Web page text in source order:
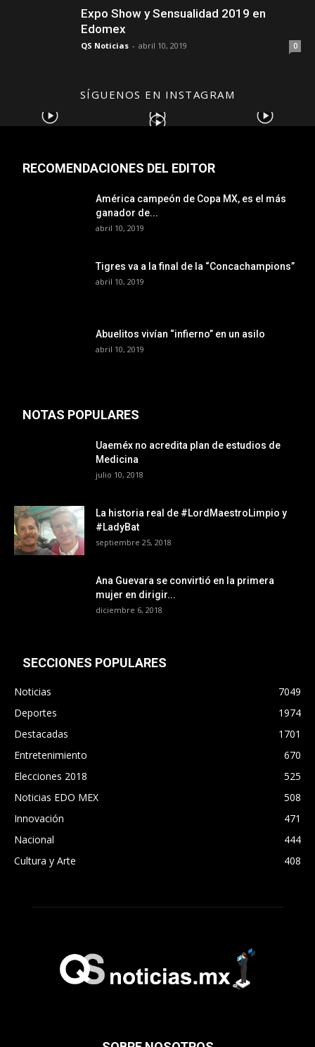
Expo Show y Sensualidad 2019 en
Edomex
QS Noticias - abril 10, 2019 0
SÍGUENOS EN INSTAGRAM
RECOMENDACIONES DEL EDITOR
América campeón de Copa MX, es el más
ganador de...
abril 10, 2019
Tigres va a la final de la “Concachampions”
abril 10, 2019
Abuelitos vivían “infierno” en un asilo
abril 10, 2019
NOTAS POPULARES
Uaeméx no acredita plan de estudios de
Medicina
julio 10, 2018
La historia real de #LordMaestroLimpio y
#LadyBat
septiembre 25, 2018
Ana Guevara se convirtió en la primera
mujer en dirigir...
diciembre 6, 2018
SECCIONES POPULARES
Noticias
7049
Deportes
1974
Destacadas
1701
Entretenimiento
670
Elecciones 2018
525
Noticias EDO MEX
508
Innovación
471
Nacional
444
Cultura y Arte
408